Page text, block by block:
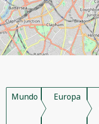
Mundo Europa